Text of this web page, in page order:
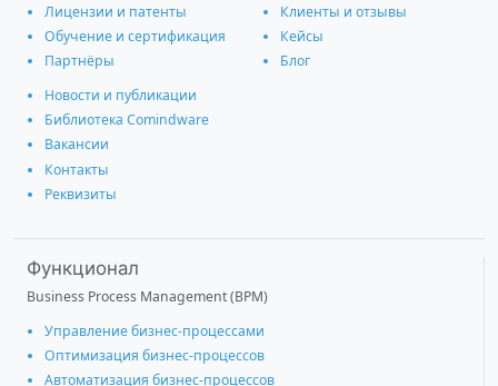
Лицензии и патенты
Обучение и сертификация
Партнёры
Клиенты и отзывы
Кейсы
Блог
Новости и публикации
Библиотека Comindware
Вакансии
Контакты
Реквизиты
Функционал
Business Process Management (BPM)
Управление бизнес-процессами
Оптимизация бизнес-процессов
Автоматизация бизнес-процессов